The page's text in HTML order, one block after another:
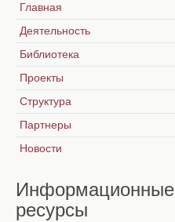
Главная
Деятельность
Библиотека
Проекты
Структура
Партнеры
Новости
Информационные
ресурсы